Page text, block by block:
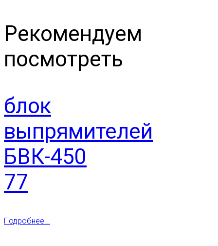
Рекомендуем
посмотреть
блок
выпрямителей
БВК-450
77
Подробнее...